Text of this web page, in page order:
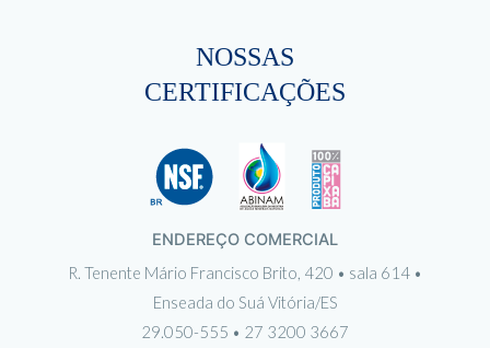
NOSSAS
CERTIFICAÇÕES
ENDEREÇO COMERCIAL
R. Tenente Mário Francisco Brito, 420 • sala 614 •
Enseada do Suá Vitória/ES
29.050-555 • 27 3200 3667